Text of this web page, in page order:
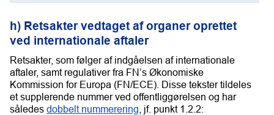
h) Retsakter vedtaget af organer oprettet
ved internationale aftaler
Retsakter, som følger af indgåelsen af internationale
aftaler, samt regulativer fra FN’s Økonomiske
Kommission for Europa (FN/ECE). Disse tekster tildeles
et supplerende nummer ved offentliggørelsen og har
således dobbelt nummerering , jf. punkt 1.2.2: